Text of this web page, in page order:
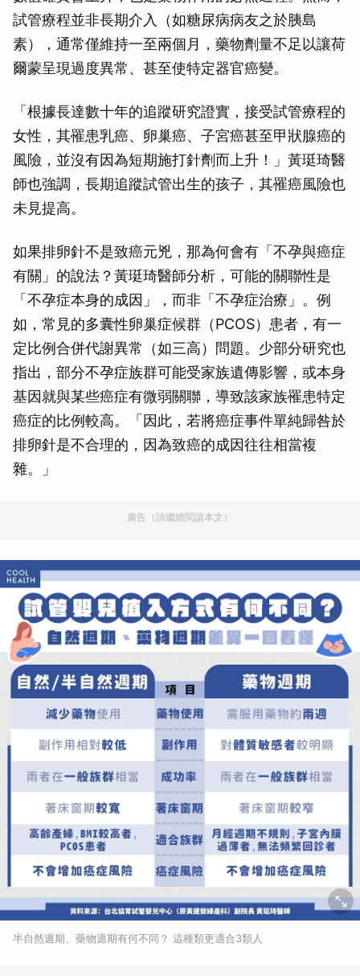
試管療程並非長期介入（如糖尿病病友之於胰島
素），通常僅維持一至兩個月，藥物劑量不足以讓荷
爾蒙呈現過度異常、甚至使特定器官癌變。
「根據長達數十年的追蹤研究證實，接受試管療程的
女性，其罹患乳癌、卵巢癌、子宮癌甚至甲狀腺癌的
風險，並沒有因為短期施打針劑而上升！」黃珽琦醫
師也強調，長期追蹤試管出生的孩子，其罹癌風險也
未見提高。
如果排卵針不是致癌元兇，那為何會有「不孕與癌症
有關」的說法？黃珽琦醫師分析，可能的關聯性是
「不孕症本身的成因」，而非「不孕症治療」。例
如，常見的多囊性卵巢症候群（PCOS）患者，有一
定比例合併代謝異常（如三高）問題。少部分研究也
指出，部分不孕症族群可能受家族遺傳影響，或本身
基因就與某些癌症有微弱關聯，導致該家族罹患特定
癌症的比例較高。「因此，若將癌症事件單純歸咎於
排卵針是不合理的，因為致癌的成因往往相當複
雜。」
廣告（請繼續閱讀本文）
半自然週期、藥物週期有何不同？ 這種類更適合3類人